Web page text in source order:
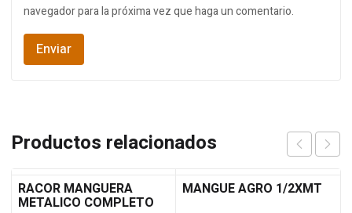
navegador para la próxima vez que haga un comentario.
Productos relacionados
RACOR MANGUERA
METALICO COMPLETO
MANGUE AGRO 1/2XMT